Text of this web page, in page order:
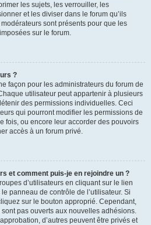
les sujets, les verrouiller, les
et les diviser dans le forum qu’ils
sont présents pour que les
sur le forum.
?
façon pour les administrateurs du forum de
utilisateur peut appartenir à plusieurs
des permissions individuelles. Ceci
qui pourront modifier les permissions de
fois, ou encore leur accorder des pouvoirs
accès à un forum privé.
et comment puis-je en rejoindre un ?
d’utilisateurs en cliquant sur le lien
panneau de contrôle de l’utilisateur. Si
sur le bouton approprié. Cependant,
pas ouverts aux nouvelles adhésions.
d’autres peuvent être privés et